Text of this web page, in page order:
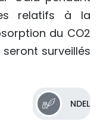
relatifs à la
du CO2
surveillés
NDEL